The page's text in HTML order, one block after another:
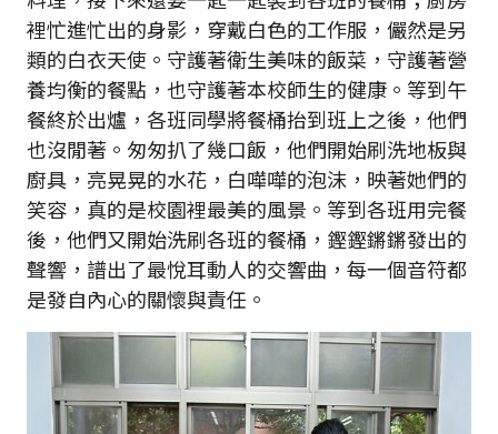
裡忙進忙出的身影，穿戴白色的工作服，儼然是另
類的白衣天使。守護著衛生美味的飯菜，守護著營
養均衡的餐點，也守護著本校師生的健康。等到午
餐終於出爐，各班同學將餐桶抬到班上之後，他們
也沒閒著。匆匆扒了幾口飯，他們開始刷洗地板與
廚具，亮晃晃的水花，白嘩嘩的泡沫，映著她們的
笑容，真的是校園裡最美的風景。等到各班用完餐
後，他們又開始洗刷各班的餐桶，鏗鏗鏘鏘發出的
聲響，譜出了最悅耳動人的交響曲，每一個音符都
是發自內心的關懷與責任。